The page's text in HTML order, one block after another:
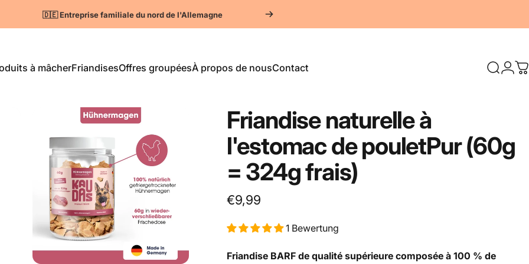
100% naturel 🌱
à mâcherFriandisesOffres groupéesÀ propos de nousContact
Friandise naturelleà
l'estomacdepouletPur(60g
= 324gfrais)
€9,99
1 Bewertung
Friandise BARF de qualité supérieure composée à 100 % de